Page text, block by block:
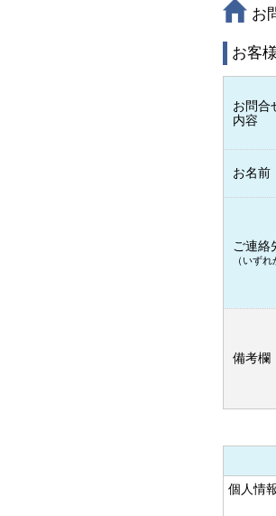
お
お客
お問合
内容
お名前
ご連絡
（いずれ
備考欄
個人情